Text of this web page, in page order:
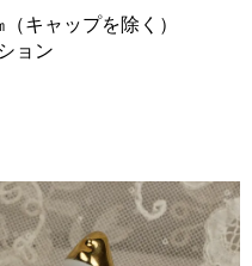
ャップを除く）
ョン